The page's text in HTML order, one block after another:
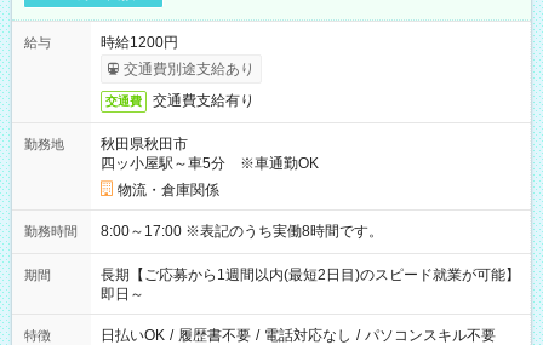
給与
時給1200円
交通費別途支給あり
交通費 交通費支給有り
勤務地
秋田県秋田市
四ッ小屋駅～車5分 ※車通勤OK
物流・倉庫関係
勤務時間 8:00～17:00 ※表記のうち実働8時間です。
期間
長期【ご応募から1週間以内(最短2日目)のスピード就業が可能】
即日～
特徴 日払いOK / 履歴書不要 / 電話対応なし / パソコンスキル不要